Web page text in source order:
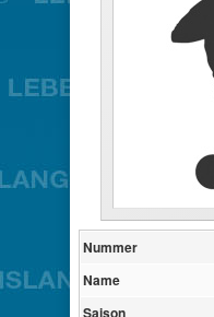
Nummer
Name
Saison